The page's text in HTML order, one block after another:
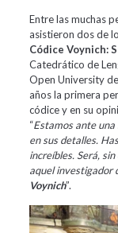
Entre las muchas
asistieron dos de
Códice Voynich:
Catedrático de
Open University
años la primera
códice y en su
“Estamos ante
en sus detalles.
increíbles. Será,
aquel investigador
Voynich”.